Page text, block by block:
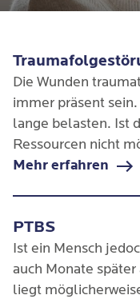
Die Wunden
immer präsent
lange belasten. Ist
Ressourcen nicht
schlichtweg
Mehr erfahren
PTBS
Ist ein Mensch
auch Monate
liegt